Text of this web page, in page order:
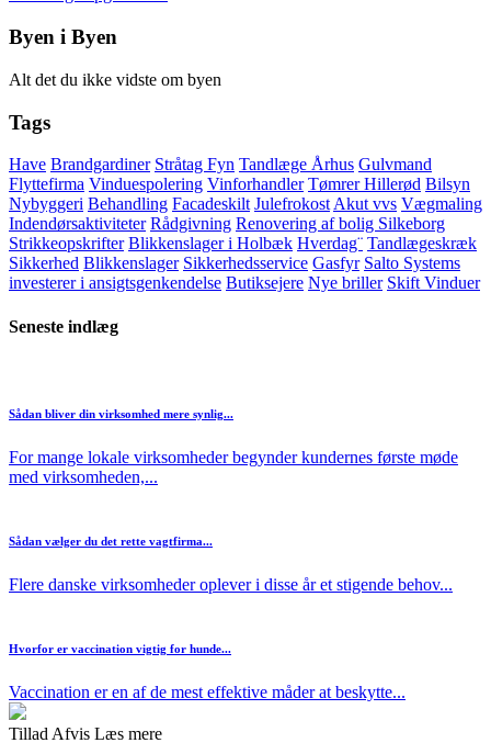
Byen i Byen
Alt det du ikke vidste om byen
Tags
Have Brandgardiner Stråtag Fyn Tandlæge Århus Gulvmand
Flyttefirma Vinduespolering Vinforhandler Tømrer Hillerød Bilsyn
Nybyggeri Behandling Facadeskilt Julefrokost Akut vvs Vægmaling
Indendørsaktiviteter Rådgivning Renovering af bolig Silkeborg
Strikkeopskrifter Blikkenslager i Holbæk Hverdag¨ Tandlægeskræk
Sikkerhed Blikkenslager Sikkerhedsservice Gasfyr Salto Systems
investerer i ansigtsgenkendelse Butiksejere Nye briller Skift Vinduer
Seneste indlæg
Sådan bliver din virksomhed mere synlig...
For mange lokale virksomheder begynder kundernes første møde
med virksomheden,...
Sådan vælger du det rette vagtfirma...
Flere danske virksomheder oplever i disse år et stigende behov...
Hvorfor er vaccination vigtig for hunde...
Vaccination er en af de mest effektive måder at beskytte...
Tillad Afvis Læs mere